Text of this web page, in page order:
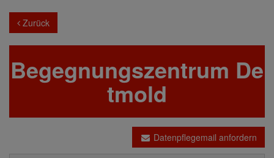
Zurück
Begegnungszentrum De
tmold
Datenpflegemail anfordern